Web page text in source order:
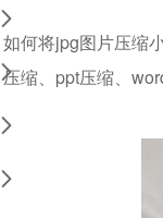
如何将jpg图片压缩
压缩、ppt压缩、